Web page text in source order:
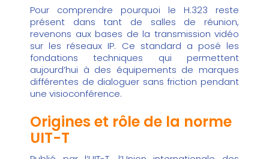
Pour comprendre pourquoi le H.323 reste
présent dans tant de salles de réunion,
revenons aux bases de la transmission vidéo
sur les réseaux IP. Ce standard a posé les
fondations techniques qui permettent
aujourd’hui à des équipements de marques
différentes de dialoguer sans friction pendant
une visioconférence.
Origines et rôle de la norme
UIT-T